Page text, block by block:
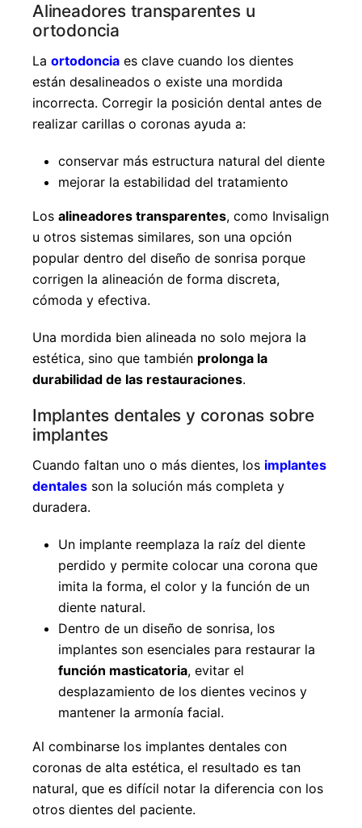
Alineadores transparentes u
ortodoncia
La ortodoncia es clave cuando los dientes
están desalineados o existe una mordida
incorrecta. Corregir la posición dental antes de
realizar carillas o coronas ayuda a:
conservar más estructura natural del diente
mejorar la estabilidad del tratamiento
Los alineadores transparentes, como Invisalign
u otros sistemas similares, son una opción
popular dentro del diseño de sonrisa porque
corrigen la alineación de forma discreta,
cómoda y efectiva.
Una mordida bien alineada no solo mejora la
estética, sino que también prolonga la
durabilidad de las restauraciones.
Implantes dentales y coronas sobre
implantes
Cuando faltan uno o más dientes, los implantes
dentales son la solución más completa y
duradera.
Un implante reemplaza la raíz del diente
perdido y permite colocar una corona que
imita la forma, el color y la función de un
diente natural.
Dentro de un diseño de sonrisa, los
implantes son esenciales para restaurar la
función masticatoria, evitar el
desplazamiento de los dientes vecinos y
mantener la armonía facial.
Al combinarse los implantes dentales con
coronas de alta estética, el resultado es tan
natural, que es difícil notar la diferencia con los
otros dientes del paciente.